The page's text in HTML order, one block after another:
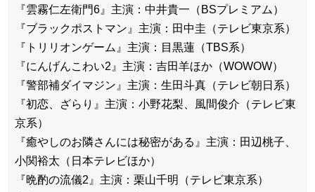
『雲霧仁左衛門6』主演：中井貴一（BSプレミアム）
『ブラックポストマン』主演：田中圭（テレビ東京系）
『トリリオンゲーム』主演：目黒蓮（TBS系）
『にんげんこわい2』主演：吉田羊ほか（WOWOW）
『警部補ダイマジン』主演：生田斗真（テレビ朝日系）
『初恋、ざらり』主演：小野花梨、風間俊介（テレビ東
京系）
『癒やしのお隣さんには秘密がある』主演：田辺桃子、
小関裕太（日本テレビほか）
『晩酌の流儀2』主演：栗山千明（テレビ東京系）